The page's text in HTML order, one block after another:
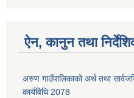
ऐन, कानुन तथा
अरुण गाउँपालिकाको अर्थ तथा
कार्यविधि 2078